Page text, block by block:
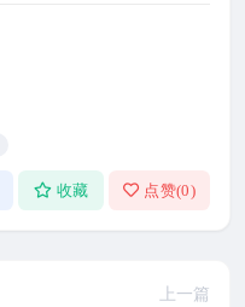
收藏 点赞(0)
上一篇